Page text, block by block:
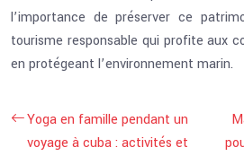
l’importance de préserver ce
tourisme responsable qui profite aux
en protégeant l’environnement marin.
Yoga en famille pendant un
voyage à cuba : activités et